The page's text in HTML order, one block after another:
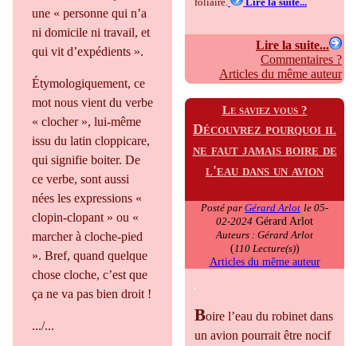
une « personne qui n’a
ni domicile ni travail, et
qui vit d’expédients ».
Étymologiquement, ce
mot nous vient du verbe
« clocher », lui-même
issu du latin cloppicare,
qui signifie boiter. De
ce verbe, sont aussi
nées les expressions «
clopin-clopant » ou «
marcher à cloche-pied
». Bref, quand quelque
chose cloche, c’est que
ça ne va pas bien droit !
.../...
Lire la suite...
Commentaires ?
Articles du même auteur
Le saviez vous ?
Découvrez pourquoi il
ne faut jamais boire de
l'eau dans un avion
Posté par Gérard Arlot le 05-
02-2024 Gérard Arlot
Auteurs : Gérard Arlot
(110 Lecture(s))
Articles du même auteur
Boire l’eau du robinet dans
un avion pourrait être nocif